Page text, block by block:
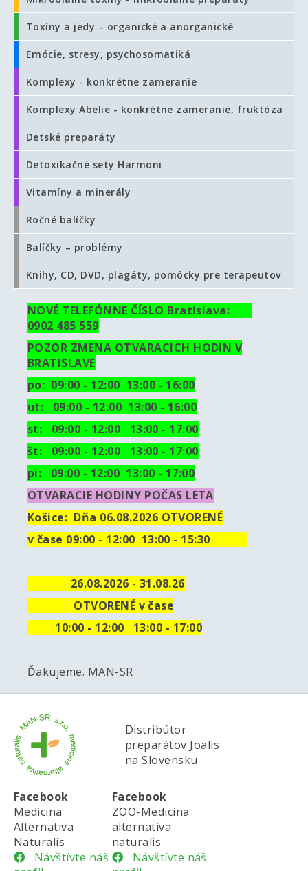
Toxíny a jedy – organické a anorganické
Emócie, stresy, psychosomatiká
Komplexy - konkrétne zameranie
Komplexy Abelie - konkrétne zameranie, fruktóza
Detské preparáty
Detoxikačné sety Harmoni
Vitamíny a minerály
Ročné balíčky
Balíčky – problémy
Knihy, CD, DVD, plagáty, pomôcky pre terapeutov
NOVÉ TELEFÓNNE ČÍSLO Bratislava:
0902 485 559
POZOR ZMENA OTVARACICH HODIN V
BRATISLAVE
po: 09:00 - 12:00 13:00 - 16:00
ut: 09:00 - 12:00 13:00 - 16:00
st: 09:00 - 12:00 13:00 - 17:00
št: 09:00 - 12:00 13:00 - 17:00
pi: 09:00 - 12:00 13:00 - 17:00
OTVARACIE HODINY POČAS LETA
Košice: Dňa 06.08.2026 OTVORENÉ
v čase 09:00 - 12:00 13:00 - 15:30
26.08.2026 - 31.08.26
OTVORENÉ v čase
10:00 - 12:00 13:00 - 17:00
Ďakujeme. MAN-SR
Distribútor
preparátov Joalis
na Slovensku
Facebook
Medicina
Alternativa
Naturalis
Návštívte náš
Facebook
ZOO-Medicina
alternativa
naturalis
Návštívte náš